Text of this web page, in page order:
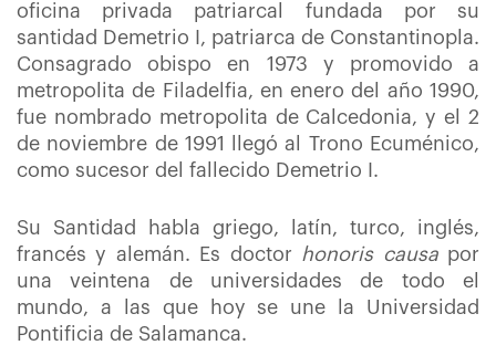
oficina privada patriarcal fundada por su
santidad Demetrio I, patriarca de Constantinopla.
Consagrado obispo en 1973 y promovido a
metropolita de Filadelfia, en enero del año 1990,
fue nombrado metropolita de Calcedonia, y el 2
de noviembre de 1991 llegó al Trono Ecuménico,
como sucesor del fallecido Demetrio I.
Su Santidad habla griego, latín, turco, inglés,
francés y alemán. Es doctor
honoris causapor
una veintena de universidades de todo el
mundo, a las que hoy se une la Universidad
Pontificia de Salamanca.